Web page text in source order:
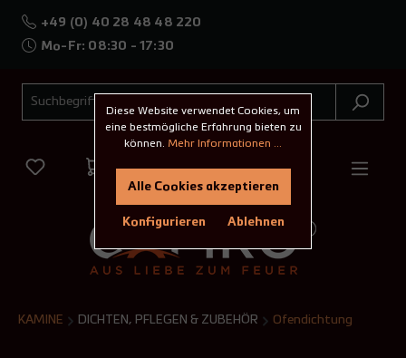
+49 (0) 40 28 48 48 220
Mo-Fr: 08:30 - 17:30
KAMINE DICHTEN, PFLEGEN & ZUBEHÖR Ofendichtung
Diese Website verwendet Cookies, um
eine bestmögliche Erfahrung bieten zu
können. Mehr Informationen ...
Ablehnen
Konfigurieren
Alle Cookies akzeptieren